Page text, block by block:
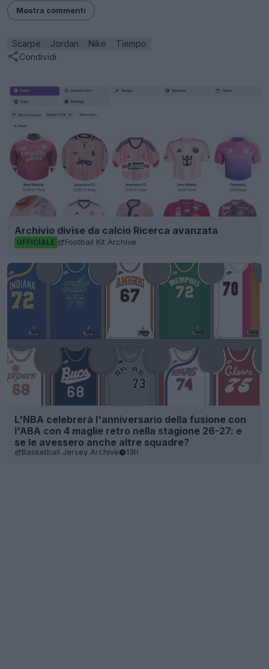
Mostra commenti
Scarpe Jordan Nike
Tiempo
Condividi
Archivio divise da calcio Ricerca avanzata
UFFICIALE Football Kit Archive
L'NBA celebrerà l'anniversario della fusione con
l'ABA con 4 maglie retro nella stagione 26-27: e
se le avessero anche altre squadre?
Basketball Jersey Archive 13h